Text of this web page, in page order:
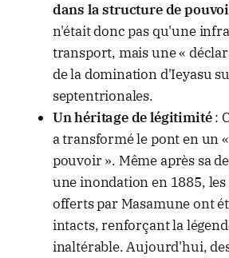
dans la structure de
n'était donc pas qu'une
transport, mais une «
de la domination d'Ieyasu
septentrionales.
Un héritage de légitimité:
a transformé le pont en un
pouvoir ». Même après sa
une inondation en 1885,
offerts par Masamune ont
intacts, renforçant la
inaltérable. Aujourd'hui,